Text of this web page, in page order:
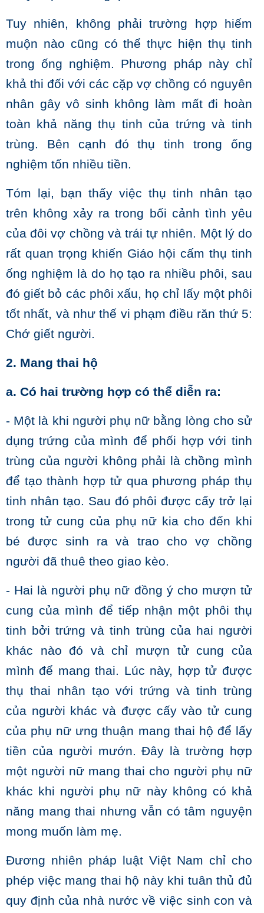
Tuy nhiên, không phải trường hợp hiếm
muộn nào cũng có thể thực hiện thụ tinh
trong ống nghiệm. Phương pháp này chỉ
khả thi đối với các cặp vợ chồng có nguyên
nhân gây vô sinh không làm mất đi hoàn
toàn khả năng thụ tinh của trứng và tinh
trùng. Bên cạnh đó thụ tinh trong ống
nghiệm tốn nhiều tiền.
Tóm lại, bạn thấy việc thụ tinh nhân tạo
trên không xảy ra trong bối cảnh tình yêu
của đôi vợ chồng và trái tự nhiên. Một lý do
rất quan trọng khiến Giáo hội cấm thụ tinh
ống nghiệm là do họ tạo ra nhiều phôi, sau
đó giết bỏ các phôi xấu, họ chỉ lấy một phôi
tốt nhất, và như thế vi phạm điều răn thứ 5:
Chớ giết người.
2. Mang thai hộ
a. Có hai trường hợp có thể diễn ra:
- Một là khi người phụ nữ bằng lòng cho sử
dụng trứng của mình để phối hợp với tinh
trùng của người không phải là chồng mình
để tạo thành hợp tử qua phương pháp thụ
tinh nhân tạo. Sau đó phôi được cấy trở lại
trong tử cung của phụ nữ kia cho đến khi
bé được sinh ra và trao cho vợ chồng
người đã thuê theo giao kèo.
- Hai là người phụ nữ đồng ý cho mượn tử
cung của mình để tiếp nhận một phôi thụ
tinh bởi trứng và tinh trùng của hai người
khác nào đó và chỉ mượn tử cung của
mình để mang thai. Lúc này, hợp tử được
thụ thai nhân tạo với trứng và tinh trùng
của người khác và được cấy vào tử cung
của phụ nữ ưng thuận mang thai hộ để lấy
tiền của người mướn. Đây là trường hợp
một người nữ mang thai cho người phụ nữ
khác khi người phụ nữ này không có khả
năng mang thai nhưng vẫn có tâm nguyện
mong muốn làm mẹ.
Đương nhiên pháp luật Việt Nam chỉ cho
phép việc mang thai hộ này khi tuân thủ đủ
quy định của nhà nước về việc sinh con và